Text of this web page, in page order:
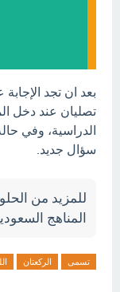
بعد ان تجد
تصليان عند دخل
الدراسية، وفي
سؤال جديد.
للمزيد من
المناهج
تسمى الركعتان